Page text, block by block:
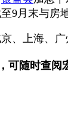
9月末与房
上海、广
，可随时查